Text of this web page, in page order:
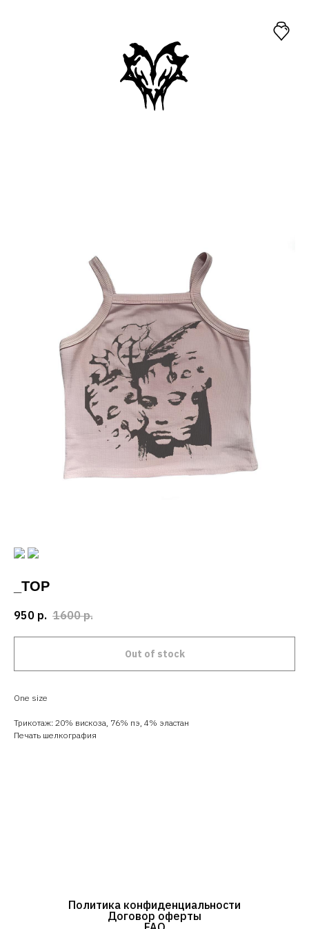
_TOP
950 р. 1600 р.
Out of stock
One size
Трикотаж: 20% вискоза, 76% пэ, 4% эластан
Печать шелкография
Политика конфиденциальности
Договор оферты